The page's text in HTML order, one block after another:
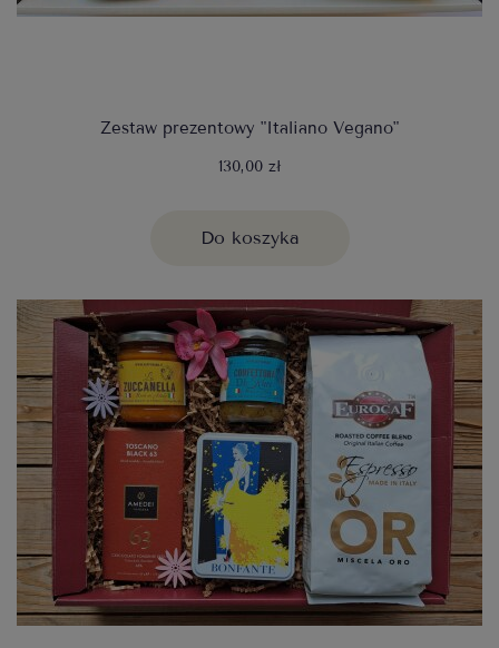
Zestaw prezentowy "Italiano Vegano"
130,00 zł
Do koszyka